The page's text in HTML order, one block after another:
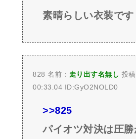
素晴らしい衣装です
828 名前： 走り出す名無し 投
00:33.04 ID:GyO2NOLD0
>>825
パイオツ対決は圧勝